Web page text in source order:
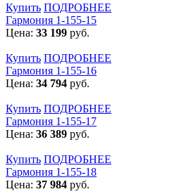
Купить ПОДРОБНЕЕ
Гармония 1-155-15
Цена: 33 199 руб.
Купить ПОДРОБНЕЕ
Гармония 1-155-16
Цена: 34 794 руб.
Купить ПОДРОБНЕЕ
Гармония 1-155-17
Цена: 36 389 руб.
Купить ПОДРОБНЕЕ
Гармония 1-155-18
Цена: 37 984 руб.